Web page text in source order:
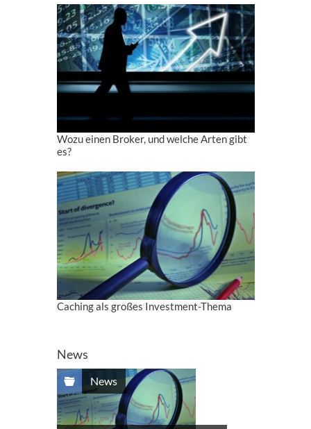
Wozu einen Broker, und welche Arten gibt
es?
Caching als großes Investment-Thema
News
News